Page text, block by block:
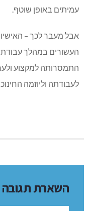
עמיתים באופן שוטף.
אבל מעבר לכך –
העשורים במהלך
התמסרותה למקצוע
לעבודתה וליוזמה
השארת תגובה